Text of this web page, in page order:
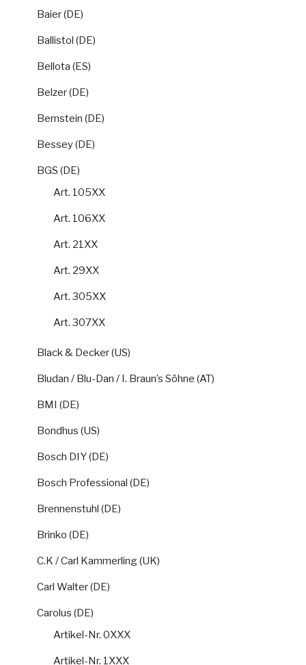
Baier (DE)
Ballistol (DE)
Bellota (ES)
Belzer (DE)
Bernstein (DE)
Bessey (DE)
BGS (DE)
Art. 105XX
Art. 106XX
Art. 21XX
Art. 29XX
Art. 305XX
Art. 307XX
Black & Decker (US)
Bludan / Blu-Dan / I. Braun’s Söhne (AT)
BMI (DE)
Bondhus (US)
Bosch DIY (DE)
Bosch Professional (DE)
Brennenstuhl (DE)
Brinko (DE)
C.K / Carl Kammerling (UK)
Carl Walter (DE)
Carolus (DE)
Artikel-Nr. 0XXX
Artikel-Nr. 1XXX